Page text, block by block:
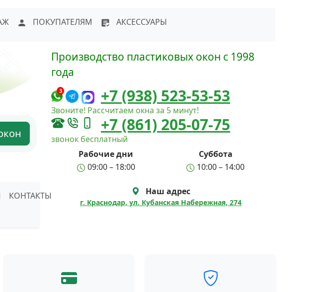
ПОКУПАТЕЛЯМ АКСЕССУАРЫ
КОНТАКТЫ
Производство пластиковых окон с 1998
года
3 +7 (938) 523-53-53
Звоните! Рассчитаем окна за 5 минут!
+7 (861) 205-07-75
звонок бесплатный
Рабочие дни
Суббота
09:00 – 18:00
10:00 – 14:00
Наш адрес
г. Краснодар, ул. Кубанская Набережная, 274